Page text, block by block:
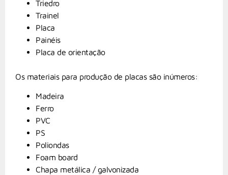
Triedro
Trainel
Placa
Painéis
Placa de orientação
Os materiais para produção de placas são inúmeros:
Madeira
Ferro
PVC
PS
Poliondas
Foam board
Chapa metálica / galvonizada